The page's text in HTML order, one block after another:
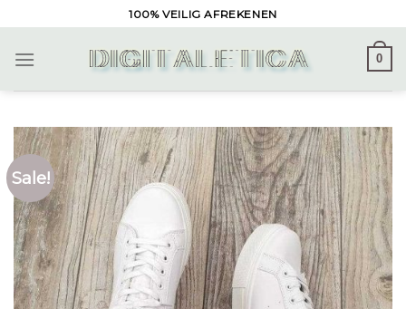
to
content
100% VEILIG AFREKENEN
0
Sale!